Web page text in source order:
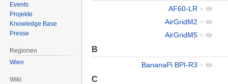
AF60-LR +
AirGridM2 +
AirGridM5 +
B
BananaPi BPI-R3 +
C
Events
Projekte
Knowledge Base
Presse
Regionen
Wien
Wiki